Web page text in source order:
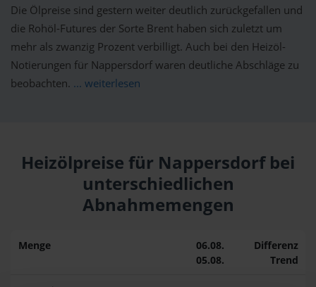
Die Ölpreise sind gestern weiter deutlich zurückgefallen und
die Rohöl-Futures der Sorte Brent haben sich zuletzt um
mehr als zwanzig Prozent verbilligt. Auch bei den Heizöl-
Notierungen für Nappersdorf waren deutliche Abschläge zu
beobachten. ... weiterlesen
Heizölpreise für Nappersdorf bei
unterschiedlichen
Abnahmemengen
Menge
06.08.
05.08.
Differenz
Trend